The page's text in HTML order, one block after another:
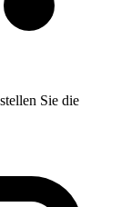
Sie die